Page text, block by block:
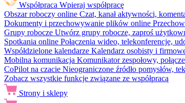
Współpraca Wpieraj współpracę
Obszar roboczy online Czat, kanał aktywności,
Dokumenty i przechowywanie plików online
Grupy robocze Utwórz grupy robocze, zaproś
Spotkania online Połączenia wideo, telekonferencje,
Współdzielone kalendarze Kalendarz osobisty i
Mobilna komunikacja Komunikator zespołowy,
CoPilot na czacie Nieograniczone źródło pomysłów,
Zobacz wszystkie funkcje związane ze współpracą
Strony i sklepy